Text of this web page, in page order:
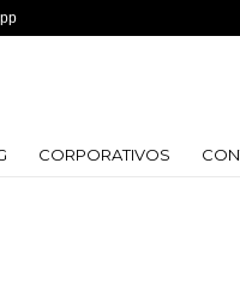
CORPORATIVOS